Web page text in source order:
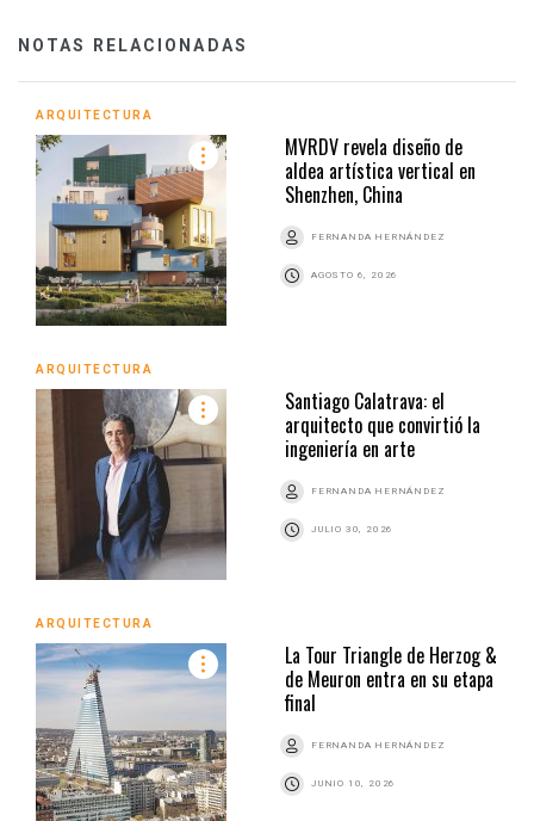
NOTAS RELACIONADAS
ARQUITECTURA
MVRDV revela diseño de
aldea artística vertical en
Shenzhen, China
FERNANDA HERNÁNDEZ
AGOSTO 6, 2026
ARQUITECTURA
Santiago Calatrava: el
arquitecto que convirtió la
ingeniería en arte
FERNANDA HERNÁNDEZ
JULIO 30, 2026
ARQUITECTURA
La Tour Triangle de Herzog &
de Meuron entra en su etapa
final
FERNANDA HERNÁNDEZ
JUNIO 10, 2026